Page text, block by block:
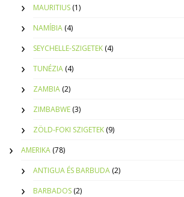
MAURITIUS (1)
NAMÍBIA (4)
SEYCHELLE-SZIGETEK (4)
TUNÉZIA (4)
ZAMBIA (2)
ZIMBABWE (3)
ZÖLD-FOKI SZIGETEK (9)
AMERIKA (78)
ANTIGUA ÉS BARBUDA (2)
BARBADOS (2)